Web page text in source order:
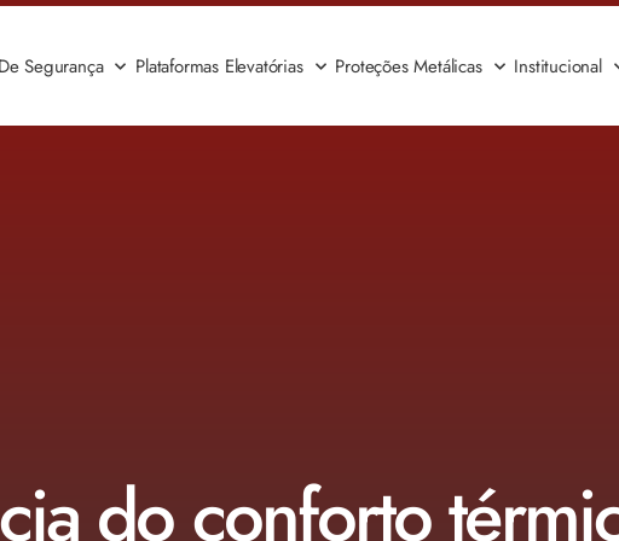
Segurança Plataformas Elevatórias Proteções Metálicas Institucional
do conforto